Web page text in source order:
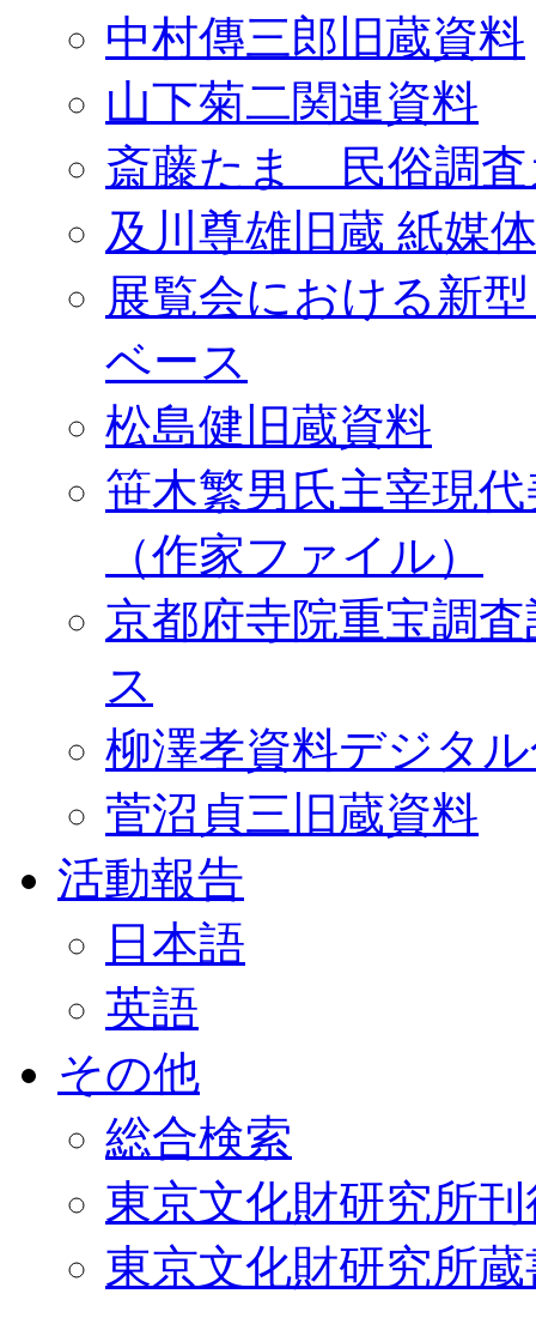
中村傳三郎旧蔵資料
山下菊二関連資料
斎藤たま 民俗調査
及川尊雄旧蔵 紙媒
展覧会における新
ベース
松島健旧蔵資料
笹木繁男氏主宰現
（作家ファイル）
京都府寺院重宝調
ス
柳澤孝資料デジタ
菅沼貞三旧蔵資料
活動報告
日本語
英語
その他
総合検索
東京文化財研究所
東京文化財研究所